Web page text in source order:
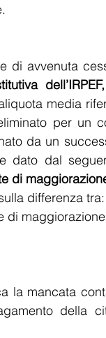
di avvenuta
media
per un
da un
di
differenza tra:
di
la mancata
della